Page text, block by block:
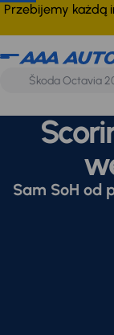
Przebijemy każdą
Sam SoH od